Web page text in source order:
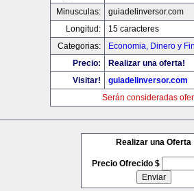
Minusculas:
guiadelinversor.com
Longitud:
15 caracteres
Categorias:
Economia, Dinero y
Precio:
Realizar una oferta!
Visitar!
guiadelinversor.com
Serán consideradas
Realizar una Oferta
Precio Ofrecido $